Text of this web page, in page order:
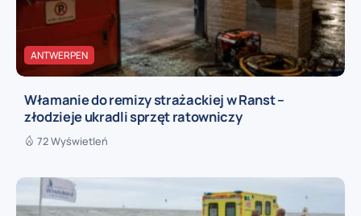
ANTWERPEN
Włamanie do remizy strażackiej w Ranst –
złodzieje ukradli sprzęt ratowniczy
72 Wyświetleń